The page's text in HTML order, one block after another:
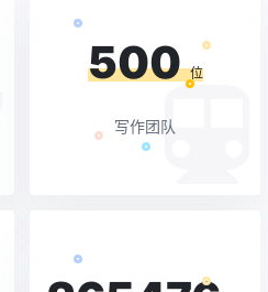
500 位
写作团队